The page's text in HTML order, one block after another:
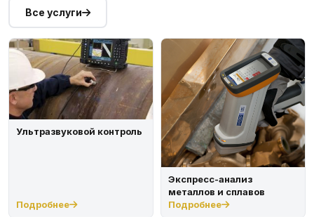
держат не на одном месте, а ведут по металлу, в итоге
получается необходимый разрез.
Все услуги
Ультразвуковой контроль
Подробнее
Экспресс-анализ
металлов и сплавов
Подробнее